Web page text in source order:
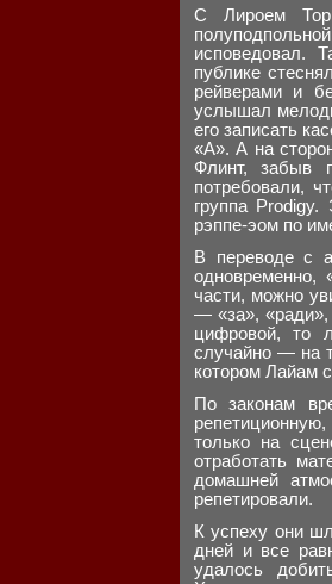
С Лироем
исповедовал.
публике
рейверами и
услышал
его записать
«А». А на
Флинт, забыв
потребовали,
группа
рэппе-эом по
В переводе с
одновременно,
части, можно
— «за»,
цифровой, то
случайно — на
котором Лайам
По законам
только на
отработать
домашней
репетировали.
К успеху они
дней и все
удалось